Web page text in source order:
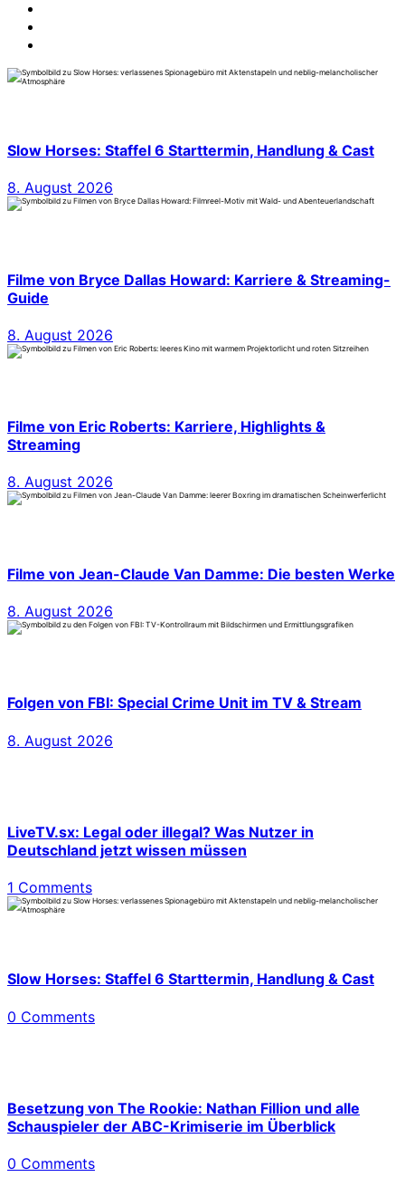
Slow Horses: Staffel 6 Starttermin, Handlung & Cast
8. August 2026
Filme von Bryce Dallas Howard: Karriere & Streaming-
Guide
8. August 2026
Filme von Eric Roberts: Karriere, Highlights &
Streaming
8. August 2026
Filme von Jean-Claude Van Damme: Die besten Werke
8. August 2026
Folgen von FBI: Special Crime Unit im TV & Stream
8. August 2026
LiveTV.sx: Legal oder illegal? Was Nutzer in
Deutschland jetzt wissen müssen
1 Comments
Slow Horses: Staffel 6 Starttermin, Handlung & Cast
0 Comments
Besetzung von The Rookie: Nathan Fillion und alle
Schauspieler der ABC-Krimiserie im Überblick
0 Comments